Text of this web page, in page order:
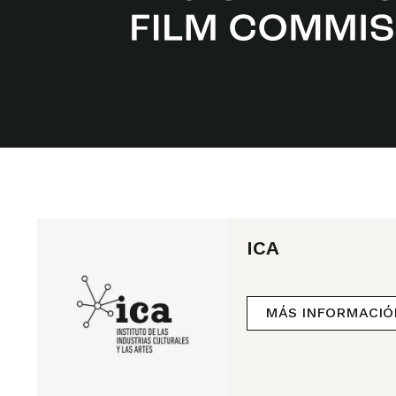
ICA
MÁS